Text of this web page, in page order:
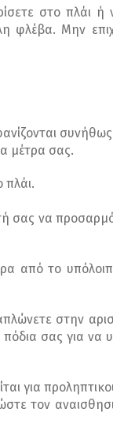
στο πλάι ή
φλέβα. Μην
συνήθως
μέτρα σας.
πλάι.
σας να
από το
στην
σας για να
για
τον